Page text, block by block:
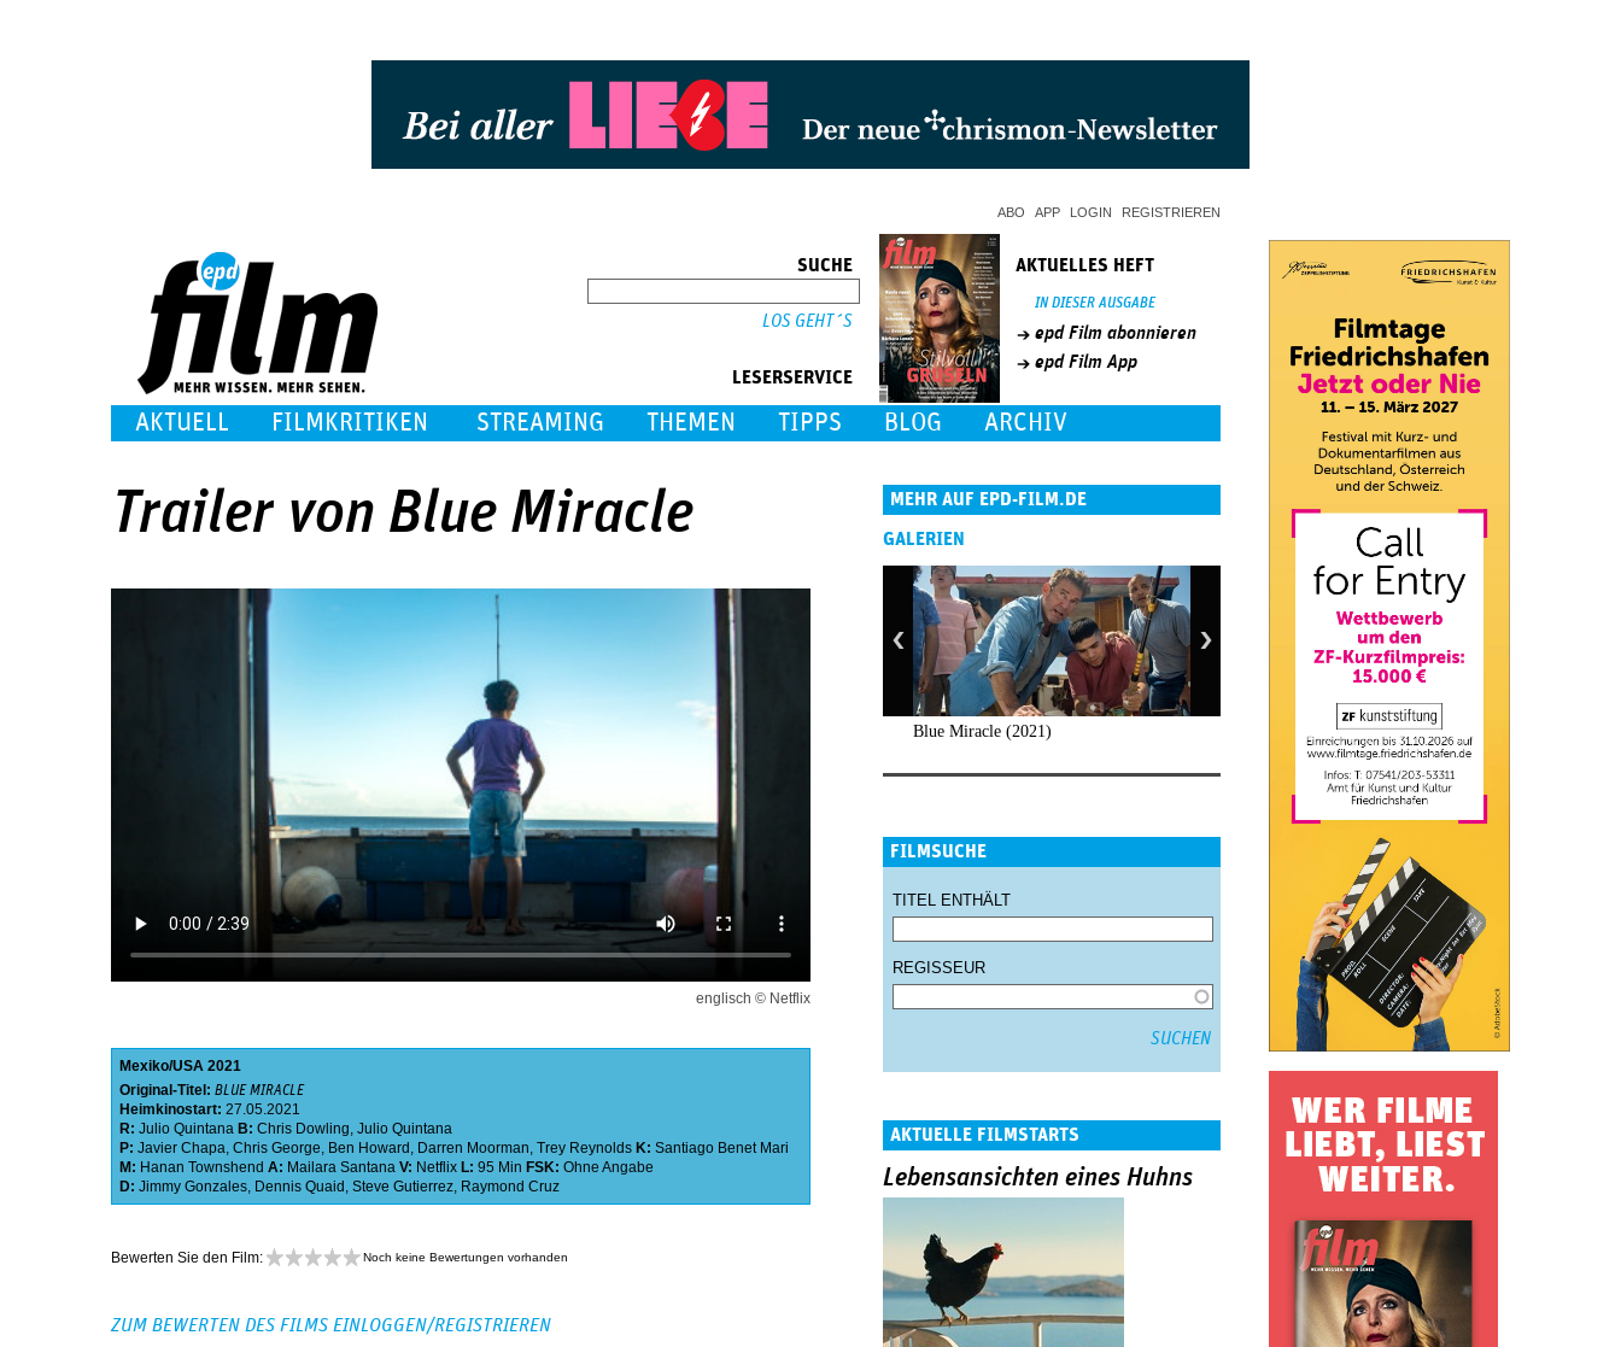
ABO APP LOGIN REGISTRIEREN
SUCHE
LESERSERVICE
AKTUELLES HEFT
IN DIESER AUSGABE
epd Film abonnieren
epd Film App
AKTUELL FILMKRITIKEN STREAMING THEMEN TIPPS BLOG ARCHIV
Trailer von Blue Miracle
englisch © Netflix
Mexiko USA 2021
Original-Titel: BLUE MIRACLE
Heimkinostart: 27.05.2021
R: Julio Quintana B: Chris Dowling, Julio Quintana
P: Javier Chapa, Chris George, Ben Howard , Darren Moorman, Trey Reynolds K: Santiago Benet Mari
M: Hanan Townshend A: Mailara Santana V: Netflix L: 95 Min FSK: Ohne Angabe
D: Jimmy Gonzales, Dennis Quaid , Steve Gutierrez, Raymond Cruz
Bewerten Sie den Film: Noch keine Bewertungen vorhanden
ZUM BEWERTEN DES FILMS EINLOGGEN/REGISTRIEREN
MEHR AUF EPD-FILM.DE
GALERIEN
Blue Miracle (2021)
FILMSUCHE
TITEL ENTHÄLT
REGISSEUR
AKTUELLE FILMSTARTS
Lebensansichten eines Huhns